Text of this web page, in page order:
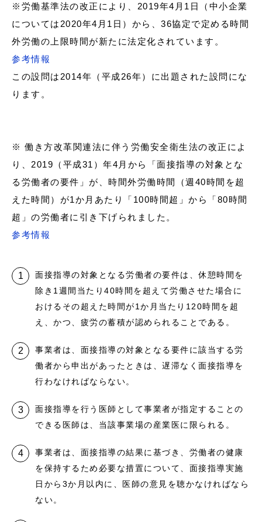
※労働基準法の改正により、2019年4月1日（中小企業
については2020年4月1日）から、36協定で定める時間
外労働の上限時間が新たに法定化されています。
参考情報
この設問は2014年（平成26年）に出題された設問にな
ります。
※ 働き方改革関連法に伴う労働安全衛生法の改正によ
り、2019（平成31）年4月から「面接指導の対象とな
る労働者の要件」が、時間外労働時間（週40時間を超
えた時間）が1か月あたり「100時間超」から「80時間
超」の労働者に引き下げられました。
参考情報
面接指導の対象となる労働者の要件は、休憩時間を
除き1週間当たり40時間を超えて労働させた場合に
おけるその超えた時間が1か月当たり120時間を超
え、かつ、疲労の蓄積が認められることである。
事業者は、面接指導の対象となる要件に該当する労
働者から申出があったときは、遅滞なく面接指導を
行わなければならない。
面接指導を行う医師として事業者が指定することの
できる医師は、当該事業場の産業医に限られる。
事業者は、面接指導の結果に基づき、労働者の健康
を保持するため必要な措置について、面接指導実施
日から3か月以内に、医師の意見を聴かなければなら
ない。